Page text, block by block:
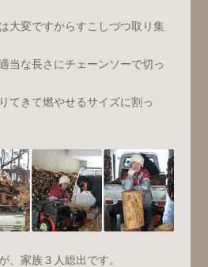
大変ですからすこしづつ取り集
当な長さにチェーンソーで切っ
てきて燃やせるサイズに割っ
、家族３人総出です。